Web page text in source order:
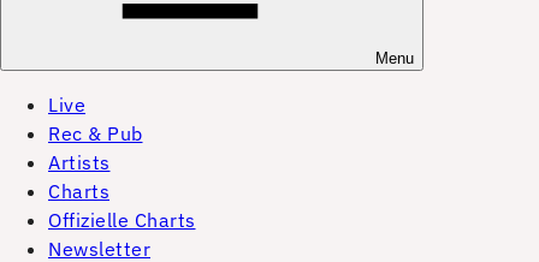
Menu
Live
Rec & Pub
Artists
Charts
Offizielle Charts
Newsletter